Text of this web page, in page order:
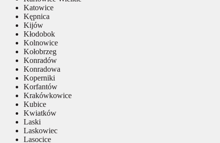
Katowice
Kępnica
Kijów
Kłodobok
Kolnowice
Kołobrzeg
Konradów
Konradowa
Koperniki
Korfantów
Krakówkowice
Kubice
Kwiatków
Laski
Laskowiec
Lasocice